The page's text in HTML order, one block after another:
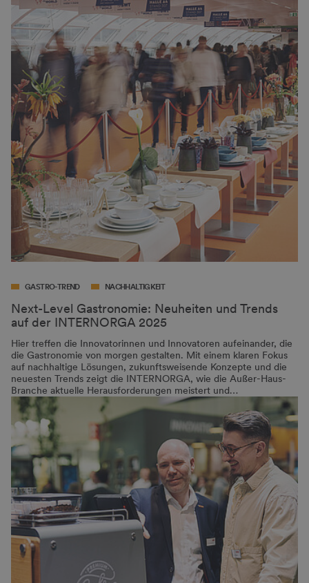
GASTRO-TREND NACHHALTIGKEIT
Next-Level Gastronomie: Neuheiten und Trends
auf der INTERNORGA 2025
Hier treffen die Innovatorinnen und Innovatoren aufeinander, die
die Gastronomie von morgen gestalten. Mit einem klaren Fokus
auf nachhaltige Lösungen, zukunftsweisende Konzepte und die
neuesten Trends zeigt die INTERNORGA, wie die Außer-Haus-
Branche aktuelle Herausforderungen meistert und…